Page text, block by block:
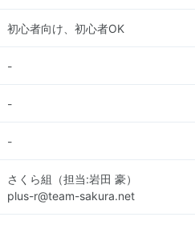
初心者向け、初心者OK
-
-
-
さくら組（担当:岩田 豪）
plus-r@team-sakura.net